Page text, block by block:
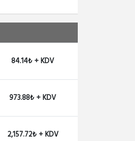
973.88₺ + KDV
POW-24V2A
1,098.74₺ + KDV
84.14₺ + KDV
973.88₺ + KDV
2,157.72₺ + KDV